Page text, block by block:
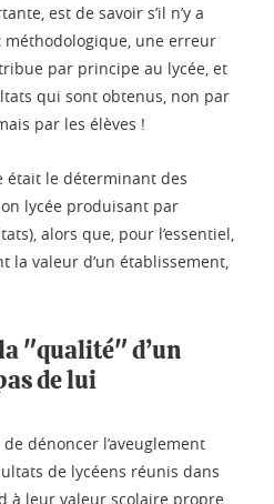
est de savoir s’il n’y a
une erreur
par principe au lycée, et
qui sont obtenus, non par
par les élèves !
était le déterminant des
lycée produisant par
alors que, pour l’essentiel,
la valeur d’un établissement,
"qualité" d’un
de lui
dénoncer l’aveuglement
de lycéens réunis dans
à leur valeur scolaire propre,